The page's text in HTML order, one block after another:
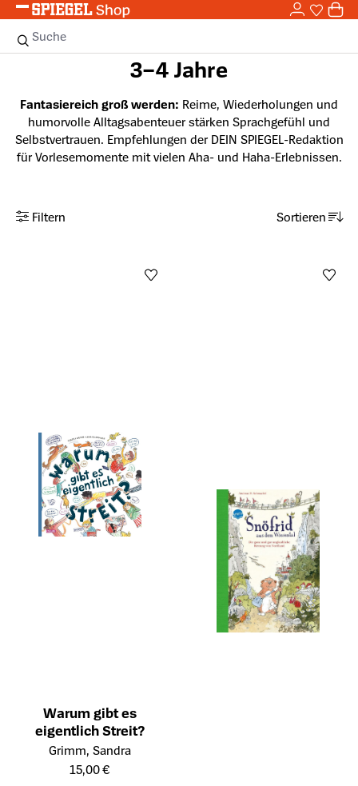
Zum Hauptinhalt springen 0
Suche
3–4 Jahre
Fantasiereich groß werden: Reime, Wiederholungen und
humorvolle Alltagsabenteuer stärken Sprachgefühl und
Selbstvertrauen. Empfehlungen der DEIN SPIEGEL-Redaktion
für Vorlesemomente mit vielen Aha- und Haha-Erlebnissen.
Filtern Sortieren
Warum gibt es
eigentlich Streit?
Öffnet die Detailseite des Produkts
Grimm, Sandra
15,00 €